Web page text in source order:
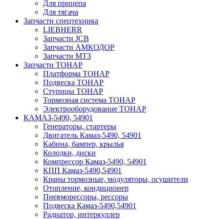
Для прицепа
Для тягача
Запчасти спецтехника
LIEBHERR
Запчасти JCB
Запчасти АМКОДОР
Запчасти МТЗ
Запчасти ТОНАР
Платформа ТОНАР
Подвеска ТОНАР
Ступицы ТОНАР
Тормозная система ТОНАР
Электрооборудование ТОНАР
КАМАЗ-5490, 54901
Генераторы, стартеры
Двигатель Камаз-5490, 54901
Кабина, бампер, крылья
Колодки, диски
Компрессор Камаз-5490, 54901
КПП Камаз-5490,54901
Краны тормозные, модуляторы, осушители
Отопление, кондиционер
Пневморессоры, рессоры
Подвеска Камаз-5490,54901
Радиатор, интеркуллер